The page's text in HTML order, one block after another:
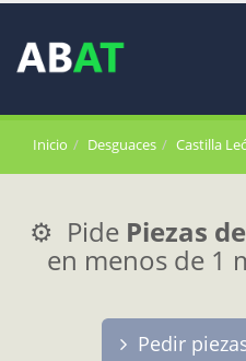
Inicio Desguaces Castilla
⚙️ Pide Piezas
en menos de 1
Pedir